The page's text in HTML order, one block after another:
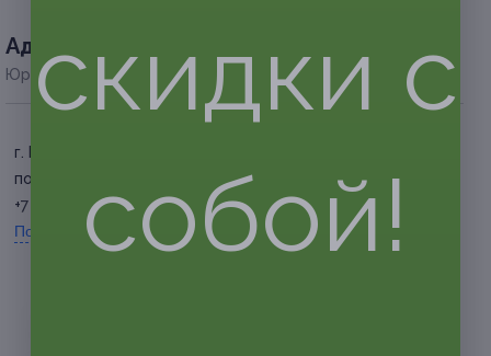
Адресa
Юридическая информация о партнёре
г. Барнаул, ул. Гоголя, д. 75
по предварительной записи
+7 (3852) 60-39-00
Показать номер телефона
скидки с
собой!